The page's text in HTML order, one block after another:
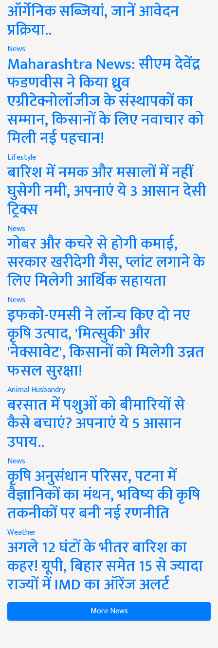
ऑर्गेनिक सब्जियां, जानें आवेदन
प्रक्रिया..
News
Maharashtra News: सीएम देवेंद्र
फडणवीस ने किया ध्रुव
एग्रीटेक्नोलॉजीज के संस्थापकों का
सम्मान, किसानों के लिए नवाचार को
मिली नई पहचान!
Lifestyle
बारिश में नमक और मसालों में नहीं
घुसेगी नमी, अपनाएं ये 3 आसान देसी
ट्रिक्स
News
गोबर और कचरे से होगी कमाई,
सरकार खरीदेगी गैस, प्लांट लगाने के
लिए मिलेगी आर्थिक सहायता
News
इफको-एमसी ने लॉन्च किए दो नए
कृषि उत्पाद, 'मित्सुकी' और
'नेक्सावेट', किसानों को मिलेगी उन्नत
फसल सुरक्षा!
Animal Husbandry
बरसात में पशुओं को बीमारियों से
कैसे बचाएं? अपनाएं ये 5 आसान
उपाय..
News
कृषि अनुसंधान परिसर, पटना में
वैज्ञानिकों का मंथन, भविष्य की कृषि
तकनीकों पर बनी नई रणनीति
Weather
अगले 12 घंटों के भीतर बारिश का
कहर! यूपी, बिहार समेत 15 से ज्यादा
राज्यों में IMD का ऑरेंज अलर्ट
More News